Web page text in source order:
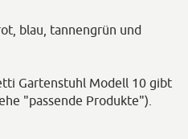
blau, tannengrün und
Gartenstuhl Modell 10 gibt
"passende Produkte").